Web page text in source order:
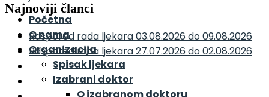
Početna
O nama
Organizacija
Spisak ljekara
Izabrani doktor
Najnoviji članci
Raspored rada ljekara 03.08.2026 do 09.08.2026
Raspored rada ljekara 27.07.2026 do 02.08.2026
Raspored rada ljekara 20.07.2026 do 26.07.2026
Raspored rada ljekara 13.07.2026 do 19.07.2026